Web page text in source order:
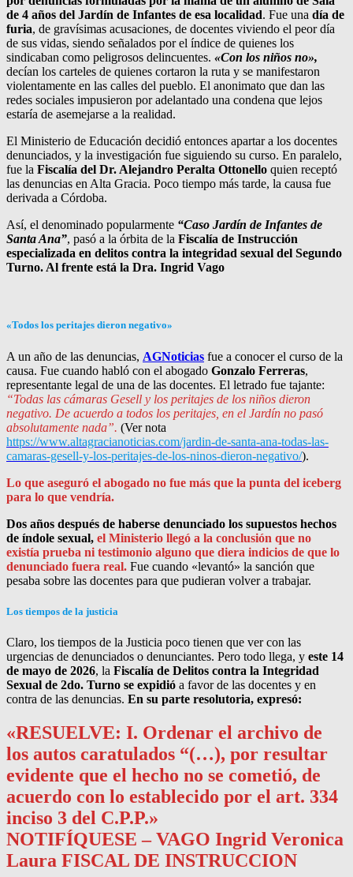
de 4 años del Jardín de Infantes de esa localidad. Fue una día de
furia, de gravísimas acusaciones, de docentes viviendo el peor día
de sus vidas, siendo señalados por el índice de quienes los
sindicaban como peligrosos delincuentes. «Con los niños no»,
decían los carteles de quienes cortaron la ruta y se manifestaron
violentamente en las calles del pueblo. El anonimato que dan las
redes sociales impusieron por adelantado una condena que lejos
estaría de asemejarse a la realidad.
El Ministerio de Educación decidió entonces apartar a los docentes
denunciados, y la investigación fue siguiendo su curso. En paralelo,
fue la Fiscalía del Dr. Alejandro Peralta Ottonello quien receptó
las denuncias en Alta Gracia. Poco tiempo más tarde, la causa fue
derivada a Córdoba.
Así, el denominado popularmente “Caso Jardín de Infantes de
Santa Ana”, pasó a la órbita de la Fiscalía de Instrucción
especializada en delitos contra la integridad sexual del Segundo
Turno. Al frente está la Dra. Ingrid Vago
«Todos los peritajes dieron negativo»
A un año de las denuncias, AGNoticias fue a conocer el curso de la
causa. Fue cuando habló con el abogado Gonzalo Ferreras,
representante legal de una de las docentes. El letrado fue tajante:
“Todas las cámaras Gesell y los peritajes de los niños dieron
negativo. De acuerdo a todos los peritajes, en el Jardín no pasó
absolutamente nada”. (Ver nota
https://www.altagracianoticias.com/jardin-de-santa-ana-todas-las-
camaras-gesell-y-los-peritajes-de-los-ninos-dieron-negativo/).
Lo que aseguró el abogado no fue más que la punta del iceberg
para lo que vendría.
Dos años después de haberse denunciado los supuestos hechos
de índole sexual, el Ministerio llegó a la conclusión que no
existía prueba ni testimonio alguno que diera indicios de que lo
denunciado fuera real. Fue cuando «levantó» la sanción que
pesaba sobre las docentes para que pudieran volver a trabajar.
Los tiempos de la justicia
Claro, los tiempos de la Justicia poco tienen que ver con las
urgencias de denunciados o denunciantes. Pero todo llega, y este 14
de mayo de 2026, la Fiscalía de Delitos contra la Integridad
Sexual de 2do. Turno se expidió a favor de las docentes y en
contra de las denuncias. En su parte resolutoria, expresó:
«RESUELVE: I. Ordenar el archivo de
los autos caratulados “(…), por resultar
evidente que el hecho no se cometió, de
acuerdo con lo establecido por el art. 334
inciso 3 del C.P.P.»
NOTIFÍQUESE – VAGO Ingrid Veronica
Laura FISCAL DE INSTRUCCION